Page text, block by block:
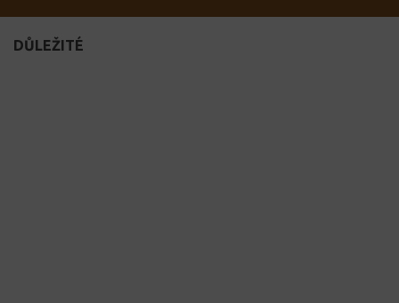
DŮLEŽITÉ